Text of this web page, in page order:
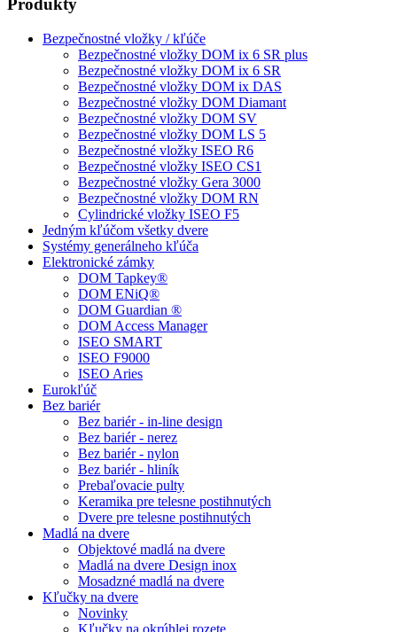
Produkty
Bezpečnostné vložky / kľúče
Bezpečnostné vložky DOM ix 6 SR plus
Bezpečnostné vložky DOM ix 6 SR
Bezpečnostné vložky DOM ix DAS
Bezpečnostné vložky DOM Diamant
Bezpečnostné vložky DOM SV
Bezpečnostné vložky DOM LS 5
Bezpečnostné vložky ISEO R6
Bezpečnostné vložky ISEO CS1
Bezpečnostné vložky Gera 3000
Bezpečnostné vložky DOM RN
Cylindrické vložky ISEO F5
Jedným kľúčom všetky dvere
Systémy generálneho kľúča
Elektronické zámky
DOM Tapkey®
DOM ENiQ®
DOM Guardian ®
DOM Access Manager
ISEO SMART
ISEO F9000
ISEO Aries
Eurokľúč
Bez bariér
Bez bariér - in-line design
Bez bariér - nerez
Bez bariér - nylon
Bez bariér - hliník
Prebaľovacie pulty
Keramika pre telesne postihnutých
Dvere pre telesne postihnutých
Madlá na dvere
Objektové madlá na dvere
Madlá na dvere Design inox
Mosadzné madlá na dvere
Kľučky na dvere
Novinky
Kľučky na okrúhlej rozete